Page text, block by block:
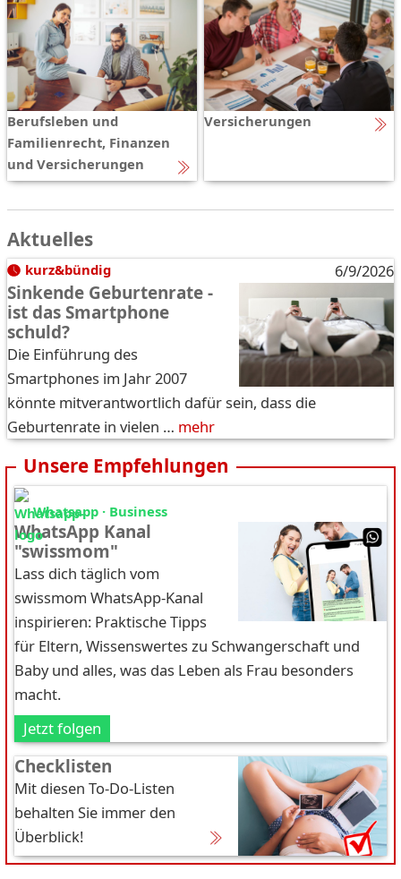
Berufsleben und
Familienrecht, Finanzen
und Versicherungen
Versicherungen
Aktuelles
kurz&bündig 6/9/2026
Sinkende Geburtenrate -
ist das Smartphone
schuld?
Die Einführung des
Smartphones im Jahr 2007
könnte mitverantwortlich dafür sein, dass die
Geburtenrate in vielen … mehr
Unsere Empfehlungen
Whatsapp · Business
WhatsApp Kanal
"swissmom"
Lass dich täglich vom
swissmom WhatsApp-Kanal
inspirieren: Praktische Tipps
für Eltern, Wissenswertes zu Schwangerschaft und
Baby und alles, was das Leben als Frau besonders
macht.
Jetzt folgen
Checklisten
Mit diesen To-Do-Listen
behalten Sie immer den
Überblick!